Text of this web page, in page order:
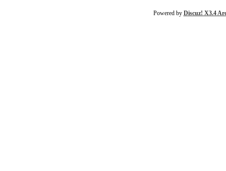
Powered by Discuz! X3.4